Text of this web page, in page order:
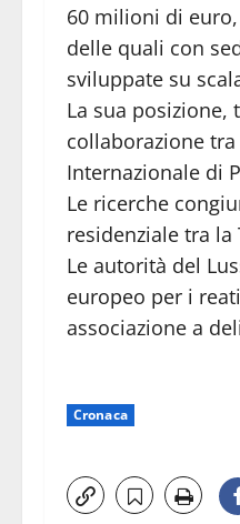
60 milioni di
delle quali con
sviluppate su
La sua
collaborazione
Internazionale di
Le ricerche
residenziale tra la
Le autorità del
europeo per i
associazione a
Cronaca